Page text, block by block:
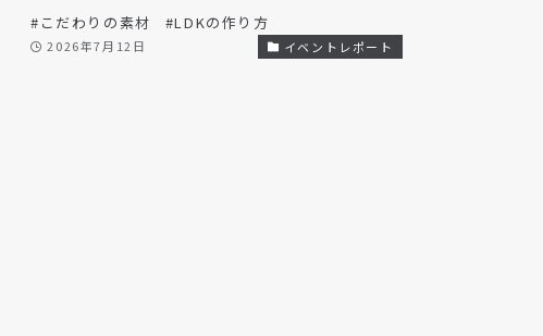
#こだわりの素材 #LDKの作り方
2026年7月12日 イベントレポート